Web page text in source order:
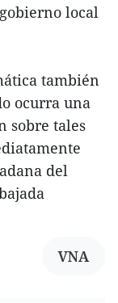
local
también
ocurra una
sobre tales
del
VNA